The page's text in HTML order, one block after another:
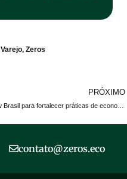
Varejo, Zeros
PRÓXIMO
Zeros participa de visita técnica à Dow Brasil para fortalecer práticas de economia circular
contato@zeros.eco